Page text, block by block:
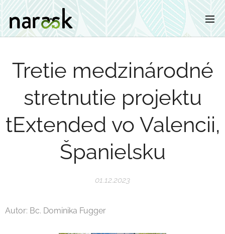
Tretie medzinárodné
stretnutie projektu
tExtended vo Valencii,
Španielsku
01.12.2023
Autor: Bc. Dominika Fugger